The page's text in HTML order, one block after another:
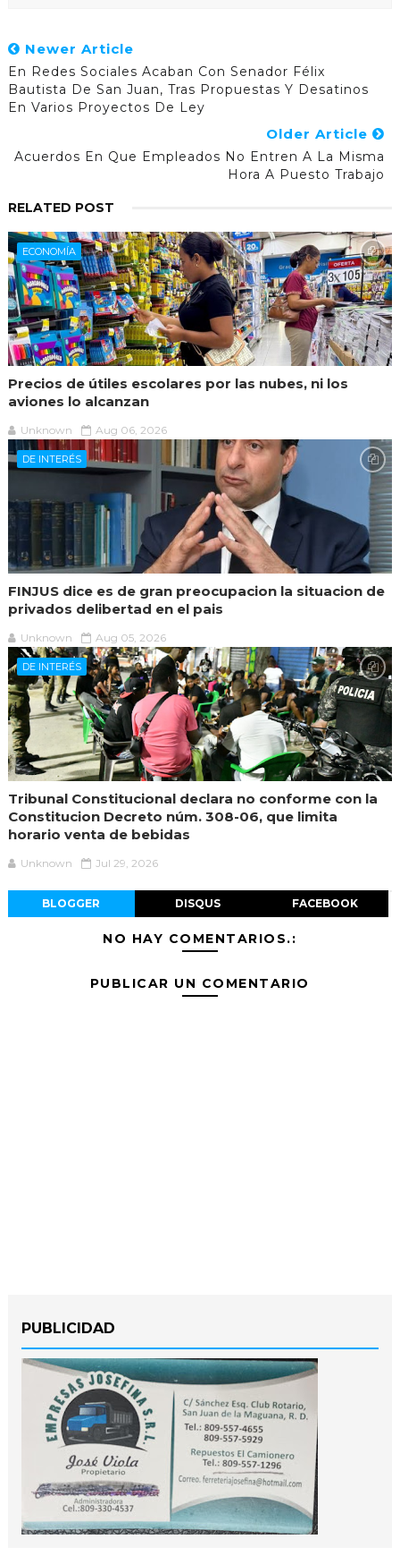
Newer Article
En Redes Sociales Acaban Con Senador Félix
Bautista De San Juan, Tras Propuestas Y Desatinos
En Varios Proyectos De Ley
Older Article
Acuerdos En Que Empleados No Entren A La Misma
Hora A Puesto Trabajo
RELATED POST
ECONOMÍA
Precios de útiles escolares por las nubes, ni los
aviones lo alcanzan
Unknown Aug 06, 2026
DE INTERÉS
FINJUS dice es de gran preocupacion la situacion de
privados delibertad en el pais
Unknown Aug 05, 2026
DE INTERÉS
Tribunal Constitucional declara no conforme con la
Constitucion Decreto núm. 308-06, que limita
horario venta de bebidas
Unknown Jul 29, 2026
BLOGGER DISQUS FACEBOOK
NO HAY COMENTARIOS.:
PUBLICAR UN COMENTARIO
PUBLICIDAD